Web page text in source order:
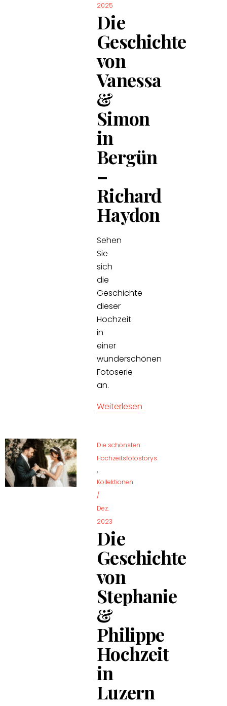
2025
Die
Geschichte
von
Vanessa
&
Simon
in
Bergün
–
Richard
Haydon
Sehen
Sie
sich
die
Geschichte
dieser
Hochzeit
in
einer
wunderschönen
Fotoserie
an.
Weiterlesen
Die schönsten
Hochzeitsfotostorys
,
Kollektionen
/
Dez.
2023
Die
Geschichte
von
Stephanie
&
Philippe
Hochzeit
in
Luzern